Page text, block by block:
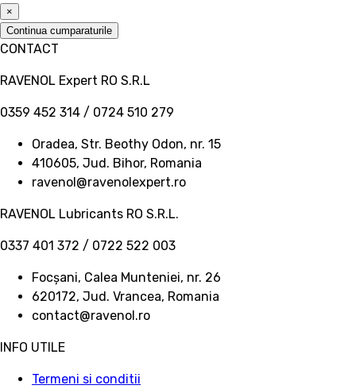
×
Continua cumparaturile
CONTACT
RAVENOL Expert RO S.R.L
0359 452 314 / 0724 510 279
Oradea, Str. Beothy Odon, nr. 15
410605, Jud. Bihor, Romania
ravenol@ravenolexpert.ro
RAVENOL Lubricants RO S.R.L.
0337 401 372 / 0722 522 003
Focșani, Calea Munteniei, nr. 26
620172, Jud. Vrancea, Romania
contact@ravenol.ro
INFO UTILE
Termeni si conditii